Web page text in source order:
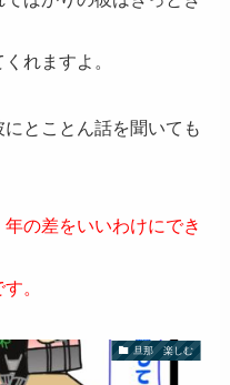
れますよ。
とことん話を聞いても
の差をいいわけにでき
。
旦那 楽しむ